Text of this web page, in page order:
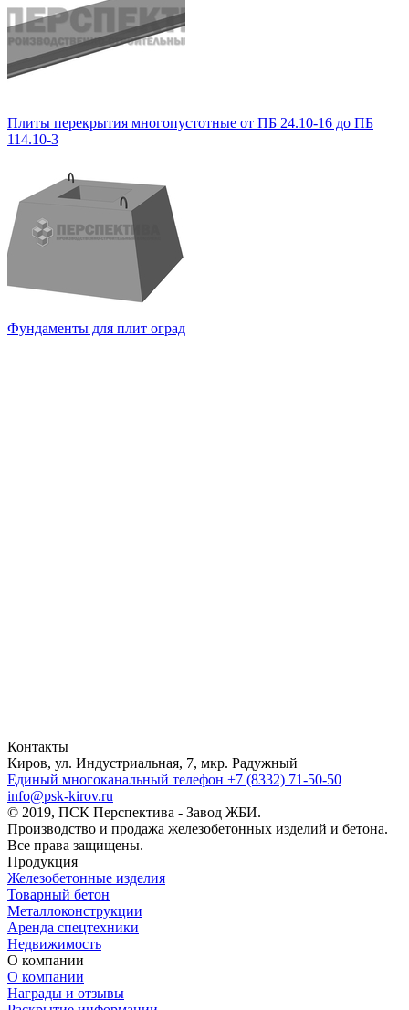
Плиты перекрытия многопустотные от ПБ 24.10-16 до ПБ
114.10-3
Фундаменты для плит оград
Контакты
Киров, ул. Индустриальная, 7, мкр. Радужный
Единый многоканальный телефон +7 (8332) 71-50-50
info@psk-kirov.ru
© 2019, ПСК Перспектива - Завод ЖБИ.
Производство и продажа железобетонных изделий и бетона.
Все права защищены.
Продукция
Железобетонные изделия
Товарный бетон
Металлоконструкции
Аренда спецтехники
Недвижимость
О компании
О компании
Награды и отзывы